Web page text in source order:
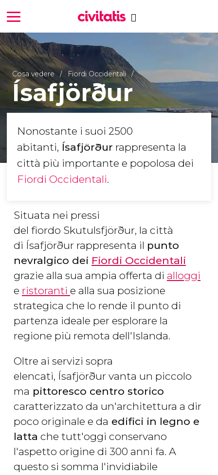
Cosa vedere Fiordi Occidentali
Ísafjörður
Nonostante i suoi 2500
abitanti, Ísafjörður rappresenta la
città più importante e popolosa dei
Fiordi Occidentali.
Situata nei pressi
del fiordo Skutulsfjörður, la città
di Ísafjörður rappresenta il punto
nevralgico dei Fiordi Occidentali
grazie alla sua ampia offerta di alloggi
e ristoranti e alla sua posizione
strategica che lo rende il punto di
partenza ideale per esplorare la
regione più remota dell'Islanda.
Oltre ai servizi sopra
elencati, Ísafjörður vanta un piccolo
ma pittoresco centro storico
caratterizzato da un'architettura a dir
poco originale e da edifici in legno e
latta che tutt'oggi conservano
l'aspetto origine di 300 anni fa. A
questo si somma l'invidiabile